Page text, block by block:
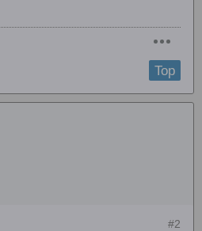
Top
#2